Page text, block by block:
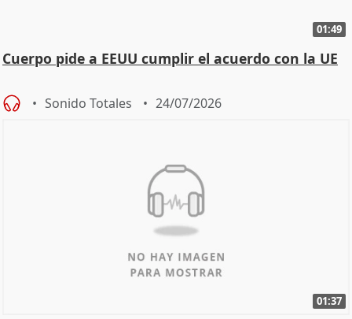
01:49
Cuerpo pide a EEUU cumplir el acuerdo con la UE
Sonido Totales 24/07/2026
01:37